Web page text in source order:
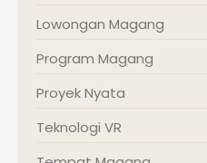
Lowongan Magang
Program Magang
Proyek Nyata
Teknologi VR